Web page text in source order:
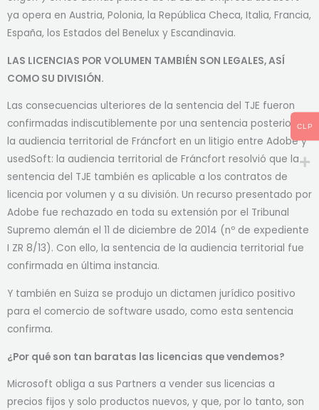
ya opera en Austria, Polonia, la República Checa, Italia, Francia,
España, los Estados del Benelux y Escandinavia.
LAS LICENCIAS POR VOLUMEN TAMBIÉN SON LEGALES, ASÍ
COMO SU DIVISIÓN.
Las consecuencias ulteriores de la sentencia del TJE fueron
confirmadas indiscutiblemente por una sentencia posterior de
la audiencia territorial de Fráncfort en un litigio entre Adobe y
usedSoft: la audiencia territorial de Fráncfort resolvió que la
sentencia del TJE también es aplicable a los contratos de
licencia por volumen y a su división. Un recurso presentado por
Adobe fue rechazado en toda su extensión por el Tribunal
Supremo alemán el 11 de diciembre de 2014 (nº de expediente
I ZR 8/13). Con ello, la sentencia de la audiencia territorial fue
confirmada en última instancia.
Y también en Suiza se produjo un dictamen jurídico positivo
para el comercio de software usado, como esta sentencia
confirma.
¿Por qué son tan baratas las licencias que vendemos?
Microsoft obliga a sus Partners a vender sus licencias a
precios fijos y solo productos nuevos, y que, por lo tanto, son
CLP